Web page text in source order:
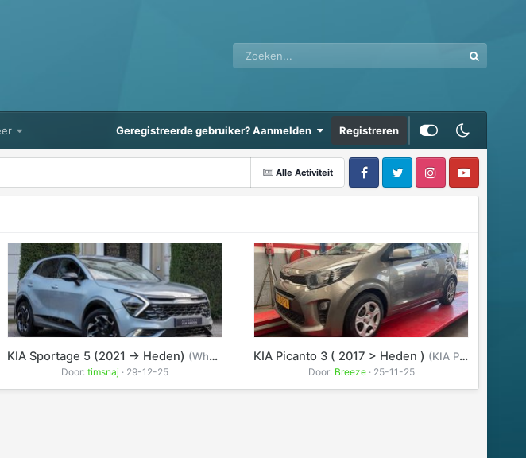
Geregistreerde gebruiker? Aanmelden Registreren
Alle Activiteit
KIA Sportage 5 (2021 -> Heden) (WhatsApp Image 2025-12-11 at 19.20.29.jpeg)
Door:timsnaj · 29-12-25
KIA Picanto 3 ( 2017 > Heden ) (KIA Picanto ZK-361-Z.jpg)
Door: Breeze· 25-11-25